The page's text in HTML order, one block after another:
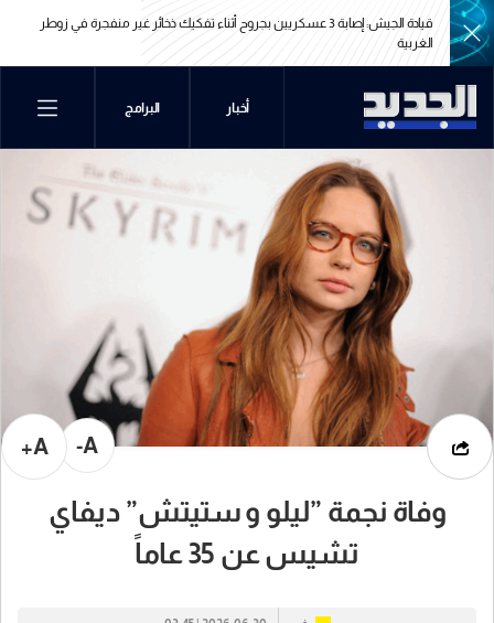
قيادة الجيش: إصابة 3 عسكريين بجروح أثناء تفكيك ذخائر غير منفجرة في زوطر
الغربية
الغربية
أخبار البرامج
A-
A+
وفاة نجمة ”ليلو و ستيتش” ديفاي
تشيس عن 35 عاماً